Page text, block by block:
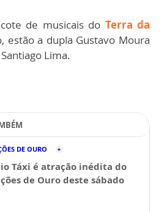
de musicais do Terra da
estão a dupla Gustavo Moura
Lima.
DE OURO
Táxi é atração inédita do
de Ouro deste sábado